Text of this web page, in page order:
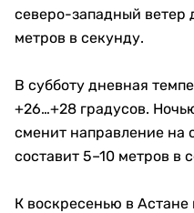
северо-западный ветер
метров в секунду.
В субботу дневная
+26…+28 градусов.
сменит направление на
составит 5–10 метров в
К воскресенью в Астане